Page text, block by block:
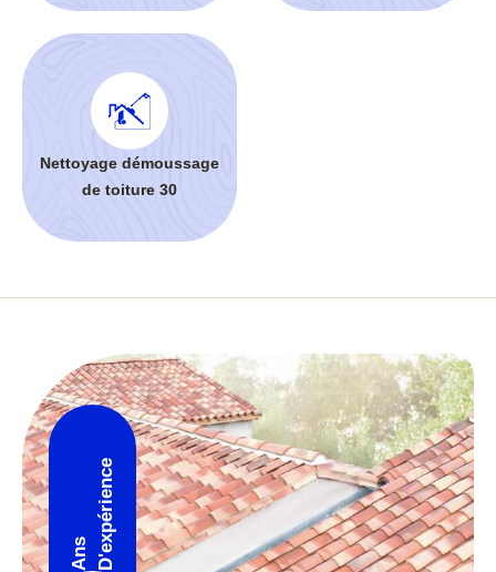
Nettoyage démoussage
de toiture 30
Ans D'expérience